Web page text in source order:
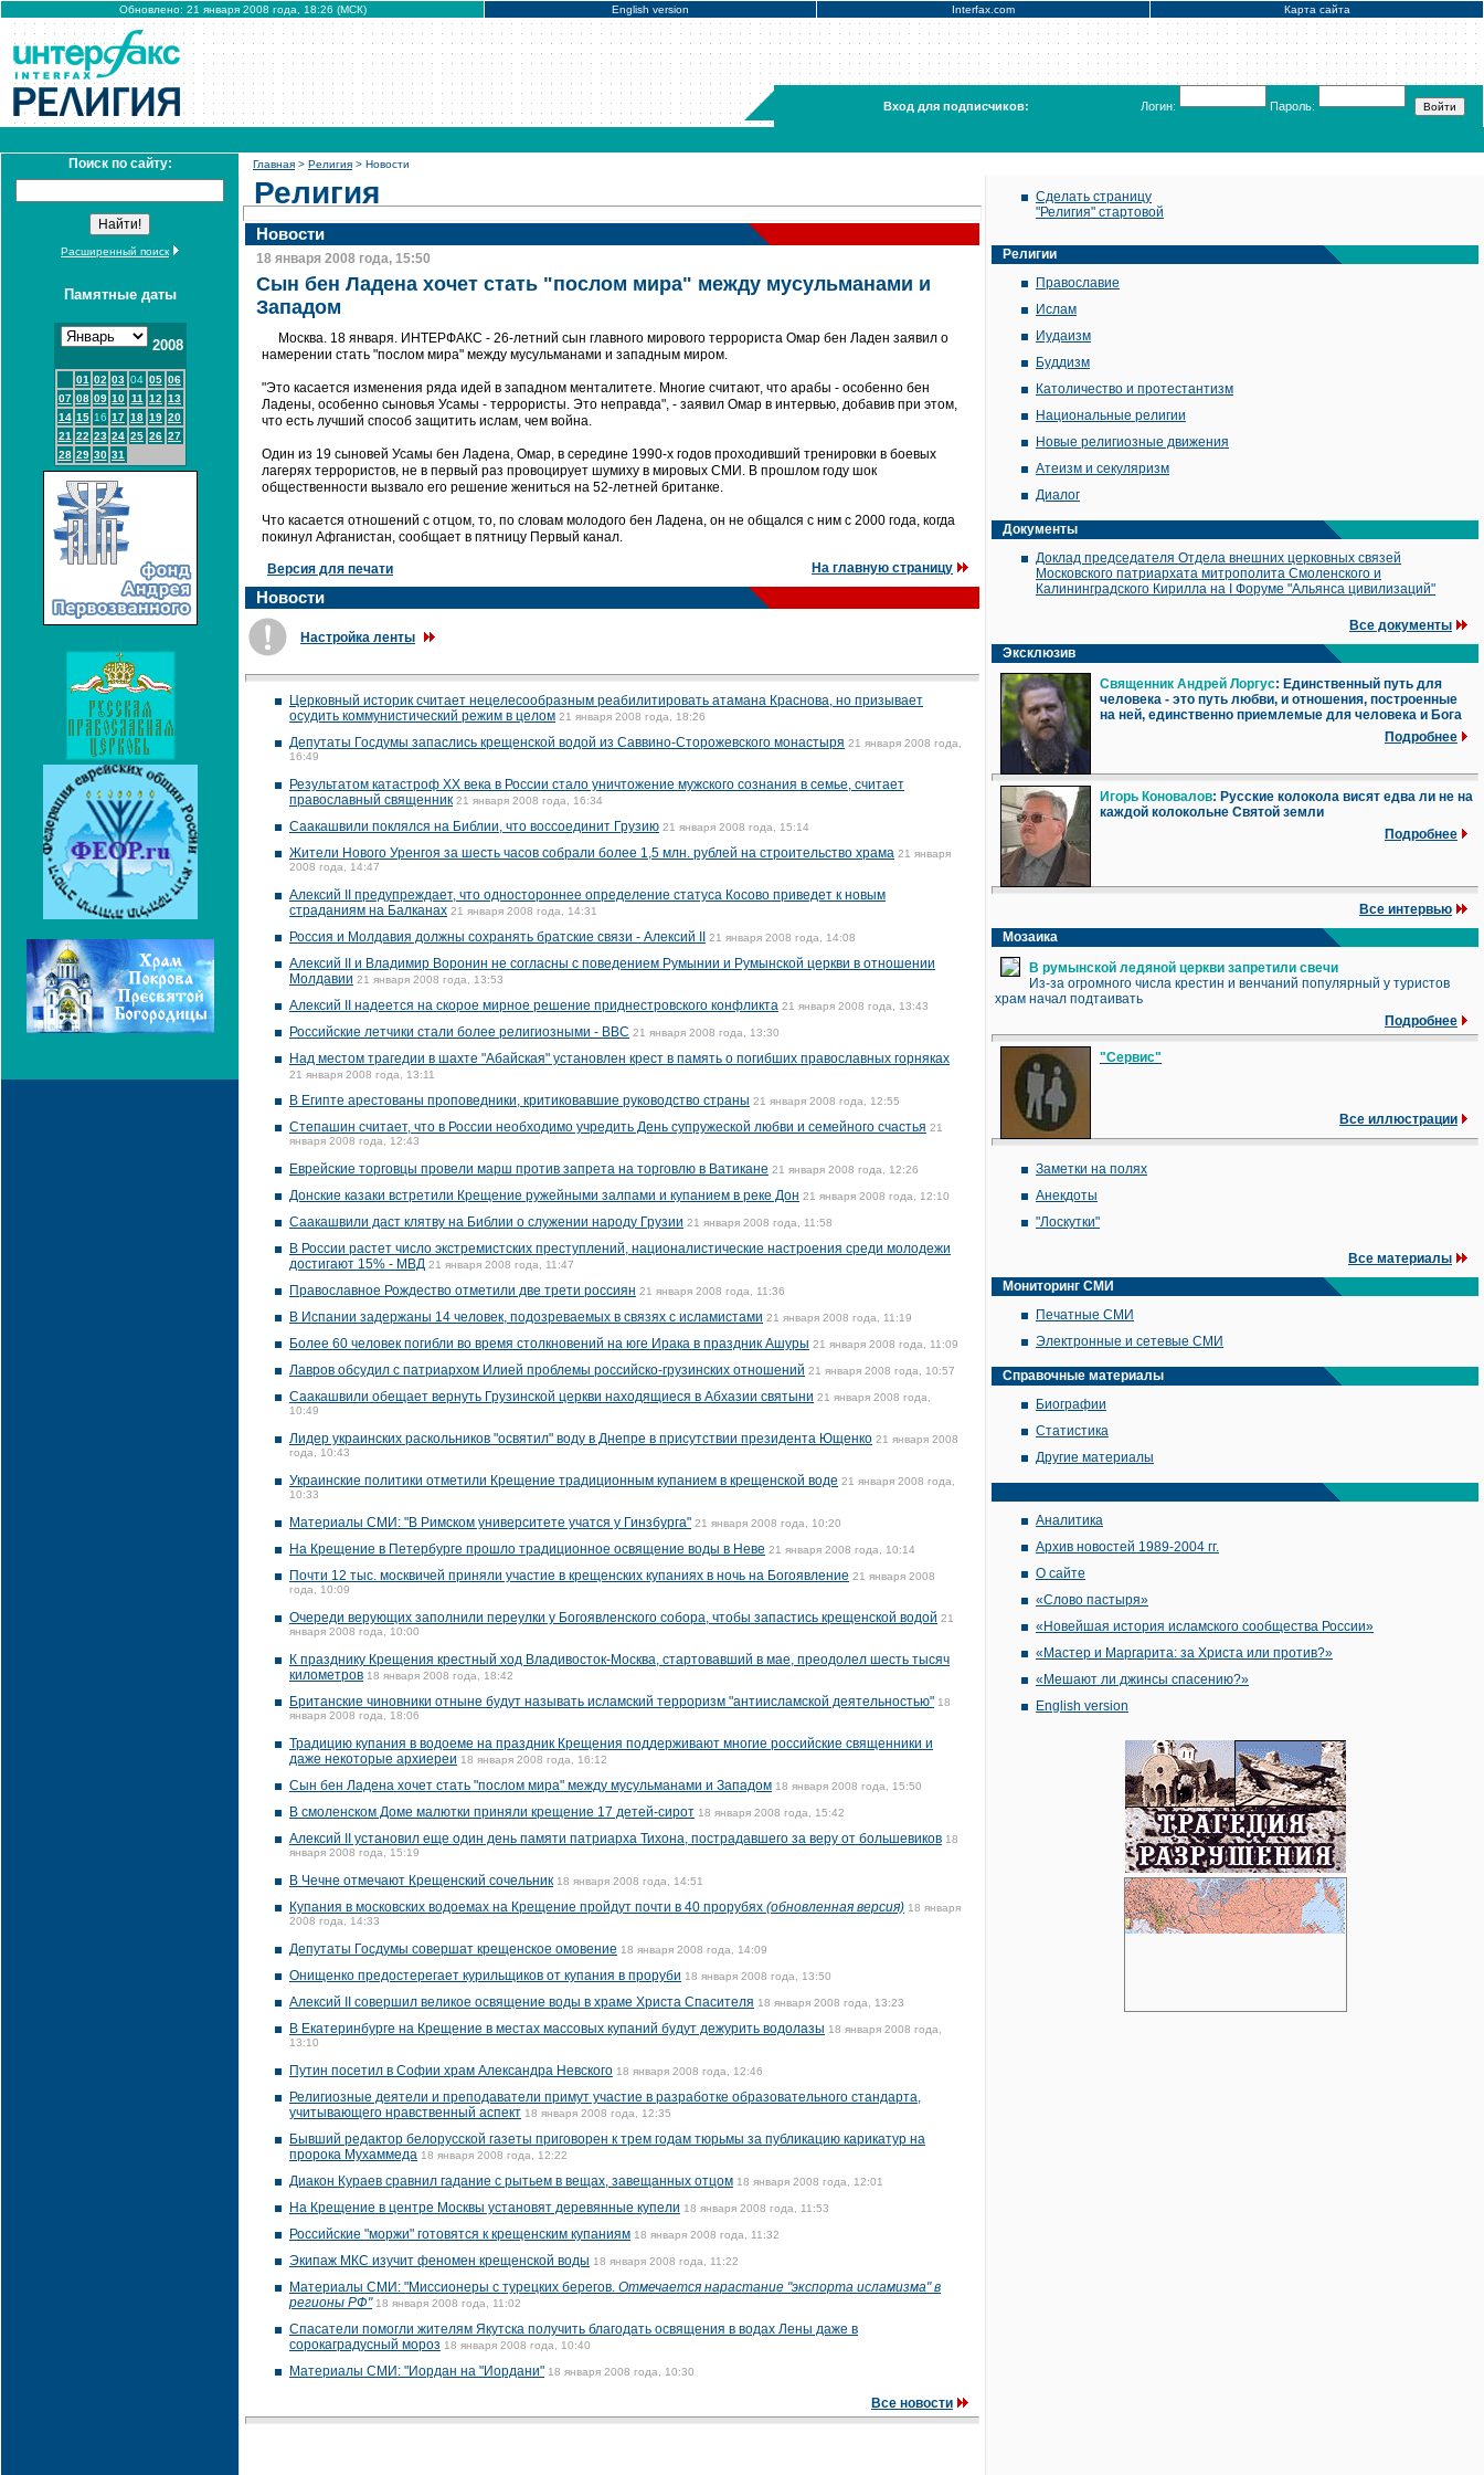
Обновлено: 21 января 2008 года, 18:26 (МСК) English version Interfax.com Карта сайта
Вход для подписчиков: Логин: Пароль:
Поиск по сайту:
Расширенный поиск
Памятные даты
2008
01 02 03 04 05 06
07 08 09 10 11 12 13
14 15 16 17 18 19 20
21 22 23 24 25 26 27
28 29 30 31
Главная > Религия > Новости
Религия
Новости
18 января 2008 года, 15:50
Сын бен Ладена хочет стать "послом мира" между мусульманами и
Западом
Москва. 18 января. ИНТЕРФАКС - 26-летний сын главного мирового террориста Омар бен Ладен заявил о
намерении стать "послом мира" между мусульманами и западным миром.
"Это касается изменения ряда идей в западном менталитете. Многие считают, что арабы - особенно бен
Ладены, особенно сыновья Усамы - террористы. Это неправда", - заявил Омар в интервью, добавив при этом,
что есть лучший способ защитить ислам, чем война.
Один из 19 сыновей Усамы бен Ладена, Омар, в середине 1990-х годов проходивший тренировки в боевых
лагерях террористов, не в первый раз провоцирует шумиху в мировых СМИ. В прошлом году шок
общественности вызвало его решение жениться на 52-летней британке.
Что касается отношений с отцом, то, по словам молодого бен Ладена, он не общался с ним с 2000 года, когда
покинул Афганистан, сообщает в пятницу Первый канал.
Версия для печати На главную страницу
Новости
Настройка ленты
Церковный историк считает нецелесообразным реабилитировать атамана Краснова, но призывает
осудить коммунистический режим в целом 21 января 2008 года, 18:26
Депутаты Госдумы запаслись крещенской водой из Саввино-Сторожевского монастыря 21 января 2008 года,
16:49
Результатом катастроф ХХ века в России стало уничтожение мужского сознания в семье, считает
православный священник 21 января 2008 года, 16:34
Саакашвили поклялся на Библии, что воссоединит Грузию 21 января 2008 года, 15:14
Жители Нового Уренгоя за шесть часов собрали более 1,5 млн. рублей на строительство храма 21 января
2008 года, 14:47
Алексий II предупреждает, что одностороннее определение статуса Косово приведет к новым
страданиям на Балканах 21 января 2008 года, 14:31
Россия и Молдавия должны сохранять братские связи - Алексий II 21 января 2008 года, 14:08
Алексий II и Владимир Воронин не согласны с поведением Румынии и Румынской церкви в отношении
Молдавии 21 января 2008 года, 13:53
Алексий II надеется на скорое мирное решение приднестровского конфликта 21 января 2008 года, 13:43
Российские летчики стали более религиозными - ВВС 21 января 2008 года, 13:30
Над местом трагедии в шахте "Абайская" установлен крест в память о погибших православных горняках
21 января 2008 года, 13:11
В Египте арестованы проповедники, критиковавшие руководство страны 21 января 2008 года, 12:55
Степашин считает, что в России необходимо учредить День супружеской любви и семейного счастья 21
января 2008 года, 12:43
Еврейские торговцы провели марш против запрета на торговлю в Ватикане 21 января 2008 года, 12:26
Донские казаки встретили Крещение ружейными залпами и купанием в реке Дон 21 января 2008 года, 12:10
Саакашвили даст клятву на Библии о служении народу Грузии 21 января 2008 года, 11:58
В России растет число экстремистских преступлений, националистические настроения среди молодежи
достигают 15% - МВД 21 января 2008 года, 11:47
Православное Рождество отметили две трети россиян 21 января 2008 года, 11:36
В Испании задержаны 14 человек, подозреваемых в связях с исламистами 21 января 2008 года, 11:19
Более 60 человек погибли во время столкновений на юге Ирака в праздник Ашуры 21 января 2008 года, 11:09
Лавров обсудил с патриархом Илией проблемы российско-грузинских отношений 21 января 2008 года, 10:57
Саакашвили обещает вернуть Грузинской церкви находящиеся в Абхазии святыни 21 января 2008 года,
10:49
Лидер украинских раскольников "освятил" воду в Днепре в присутствии президента Ющенко 21 января 2008
года, 10:43
Украинские политики отметили Крещение традиционным купанием в крещенской воде 21 января 2008 года,
10:33
Материалы СМИ: "В Римском университете учатся у Гинзбурга" 21 января 2008 года, 10:20
На Крещение в Петербурге прошло традиционное освящение воды в Hеве 21 января 2008 года, 10:14
Почти 12 тыс. москвичей приняли участие в крещенских купаниях в ночь на Богоявление 21 января 2008
года, 10:09
Очереди верующих заполнили переулки у Богоявленского собора, чтобы запастись крещенской водой 21
января 2008 года, 10:00
К празднику Крещения крестный ход Владивосток-Москва, стартовавший в мае, преодолел шесть тысяч
километров 18 января 2008 года, 18:42
Британские чиновники отныне будут называть исламский терроризм "антиисламской деятельностью" 18
января 2008 года, 18:06
Традицию купания в водоеме на праздник Крещения поддерживают многие российские священники и
даже некоторые архиереи 18 января 2008 года, 16:12
Сын бен Ладена хочет стать "послом мира" между мусульманами и Западом 18 января 2008 года, 15:50
В смоленском Доме малютки приняли крещение 17 детей-сирот 18 января 2008 года, 15:42
Алексий II установил еще один день памяти патриарха Тихона, пострадавшего за веру от большевиков 18
января 2008 года, 15:19
В Чечне отмечают Крещенский сочельник 18 января 2008 года, 14:51
Купания в московских водоемах на Крещение пройдут почти в 40 прорубях (обновленная версия) 18 января
2008 года, 14:33
Депутаты Госдумы совершат крещенское омовение 18 января 2008 года, 14:09
Онищенко предостерегает курильщиков от купания в проруби 18 января 2008 года, 13:50
Алексий II совершил великое освящение воды в храме Христа Спасителя 18 января 2008 года, 13:23
В Екатеринбурге на Крещение в местах массовых купаний будут дежурить водолазы 18 января 2008 года,
13:10
Путин посетил в Софии храм Александра Невского 18 января 2008 года, 12:46
Религиозные деятели и преподаватели примут участие в разработке образовательного стандарта,
учитывающего нравственный аспект 18 января 2008 года, 12:35
Бывший редактор белорусской газеты приговорен к трем годам тюрьмы за публикацию карикатур на
пророка Мухаммеда 18 января 2008 года, 12:22
Диакон Кураев сравнил гадание с рытьем в вещах, завещанных отцом 18 января 2008 года, 12:01
На Крещение в центре Москвы установят деревянные купели 18 января 2008 года, 11:53
Российские "моржи" готовятся к крещенским купаниям 18 января 2008 года, 11:32
Экипаж МКС изучит феномен крещенской воды 18 января 2008 года, 11:22
Материалы СМИ: "Миссионеры с турецких берегов. Отмечается нарастание "экспорта исламизма" в
регионы РФ" 18 января 2008 года, 11:02
Спасатели помогли жителям Якутска получить благодать освящения в водах Лены даже в
сорокаградусный мороз 18 января 2008 года, 10:40
Материалы СМИ: "Иордан на "Иордани" 18 января 2008 года, 10:30
Все новости
Сделать страницу
"Религия" стартовой
Религии
Православие
Ислам
Иудаизм
Буддизм
Католичество и протестантизм
Национальные религии
Новые религиозные движения
Атеизм и секуляризм
Диалог
Документы
Доклад председателя Отдела внешних церковных связей
Московского патриархата митрополита Смоленского и
Калининградского Кирилла на I Форуме "Альянса цивилизаций"
Все документы
Эксклюзив
Священник Андрей Лоргус: Единственный путь для
человека - это путь любви, и отношения, построенные
на ней, единственно приемлемые для человека и Бога
Подробнее
Игорь Коновалов: Русские колокола висят едва ли не на
каждой колокольне Святой земли
Подробнее
Все интервью
Мозаика
В румынской ледяной церкви запретили свечи
Из-за огромного числа крестин и венчаний популярный у туристов
храм начал подтаивать
Подробнее
"Сервис"
Все иллюстрации
Заметки на полях
Анекдоты
"Лоскутки"
Все материалы
Мониторинг СМИ
Печатные СМИ
Электронные и сетевые СМИ
Справочные материалы
Биографии
Статистика
Другие материалы
Аналитика
Архив новостей 1989-2004 гг.
О сайте
«Слово пастыря»
«Новейшая история исламского сообщества России»
«Мастер и Маргарита: за Христа или против?»
«Мешают ли джинсы спасению?»
English version